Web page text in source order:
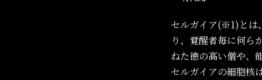
セルガイア(※1)とは
り、覚醒者毎に何
ねた徳の高い僧や、
セルガイアの細胞核